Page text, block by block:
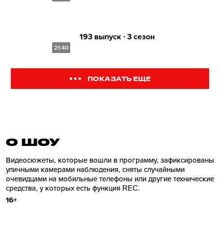
21:40
193 выпуск ∙ 3 сезон
ПОКАЗАТЬ ЕЩЕ
О ШОУ
Видеосюжеты, которые вошли в программу, зафиксированы
уличными камерами наблюдения, сняты случайными
очевидцами на мобильные телефоны или другие технические
средства, у которых есть функция REC.
16+